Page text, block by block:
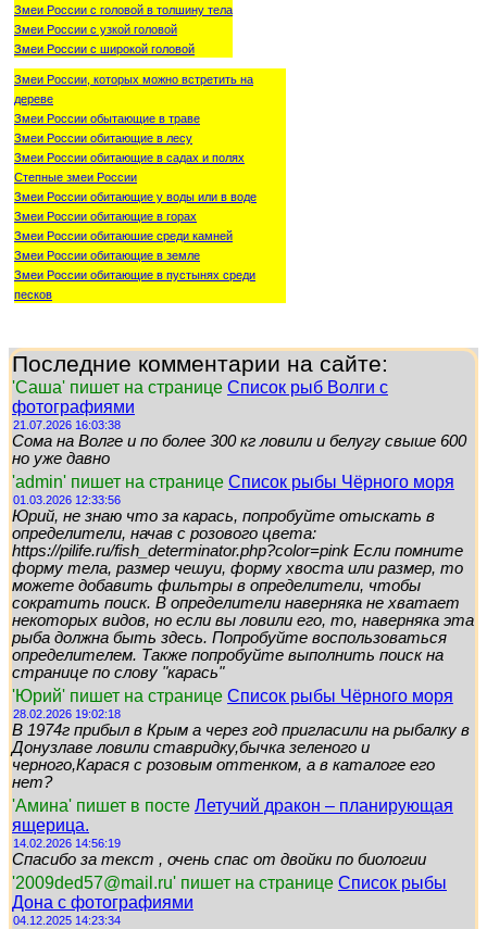
Змеи России с головой в толшину тела
Змеи России с узкой головой
Змеи России с широкой головой
Змеи России, которых можно встретить на
дереве
Змеи России обытающие в траве
Змеи России обитающие в лесу
Змеи России обитающие в садах и полях
Степные змеи России
Змеи России обитающие у воды или в воде
Змеи России обитающие в горах
Змеи России обитаюшие среди камней
Змеи России обитающие в земле
Змеи России обитающие в пустынях среди
песков
Последние комментарии на сайте:
'Саша' пишет на странице Список рыб Волги с
фотографиями
21.07.2026 16:03:38
Сома на Волге и по более 300 кг ловили и белугу свыше 600
но уже давно
'admin' пишет на странице Список рыбы Чёрного моря
01.03.2026 12:33:56
Юрий, не знаю что за карась, попробуйте отыскать в
определители, начав с розового цвета:
https://pilife.ru/fish_determinator.php?color=pink Если помните
форму тела, размер чешуи, форму хвоста или размер, то
можете добавить фильтры в определители, чтобы
сократить поиск. В определители наверняка не хватает
некоторых видов, но если вы ловили его, то, наверняка эта
рыба должна быть здесь. Попробуйте воспользоваться
определителем. Также попробуйте выполнить поиск на
странице по слову "карась"
'Юрий' пишет на странице Список рыбы Чёрного моря
28.02.2026 19:02:18
В 1974г прибыл в Крым а через год пригласили на рыбалку в
Донузлаве ловили ставридку,бычка зеленого и
черного,Карася с розовым оттенком, а в каталоге его
нет?
'Амина' пишет в посте Летучий дракон – планирующая
ящерица.
14.02.2026 14:56:19
Спасибо за текст , очень спас от двойки по биологии
'2009ded57@mail.ru' пишет на странице Список рыбы
Дона с фотографиями
04.12.2025 14:23:34